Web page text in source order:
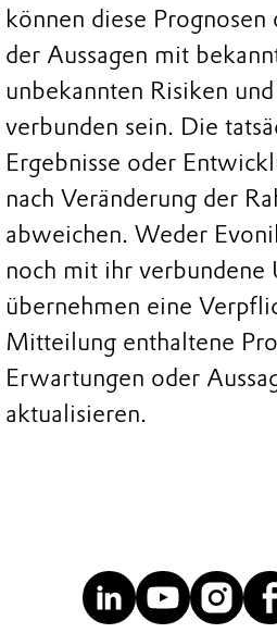
können diese
der Aussagen mit
unbekannten Risiken
verbunden sein. Die
Ergebnisse oder
nach Veränderung der
abweichen. Weder
noch mit ihr verbundene
übernehmen eine
Mitteilung enthaltene
Erwartungen oder
aktualisieren.